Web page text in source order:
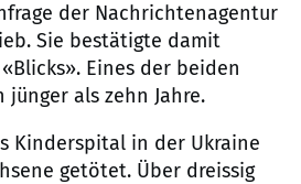
der Nachrichtenagentur
Sie bestätigte damit
Eines der beiden
als zehn Jahre.
Kinderspital in der Ukraine
getötet. Über dreissig